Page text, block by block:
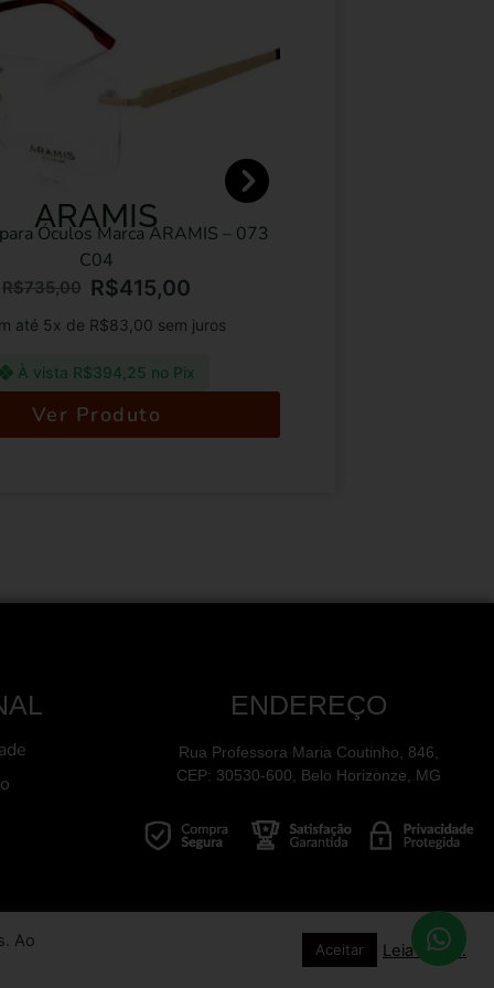
ARAMIS
Óculos Marca ARAMIS – 073
R$415,00
5x deR$83,00sem juros
R$394,25 no Pix
Ver Produto
ENDEREÇO
Rua Professora Maria Coutinho, 846,
CEP: 30530-600, Belo Horizonze, MG
Ao
Aceitar Leia Mais...